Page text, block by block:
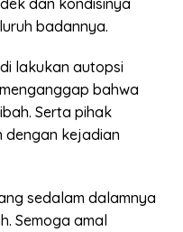
badannya.
lakukan autopsi
bahwa
Serta pihak
dengan kejadian
sedalam dalamnya
Semoga amal